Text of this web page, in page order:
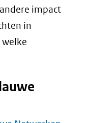
impact
in
welke